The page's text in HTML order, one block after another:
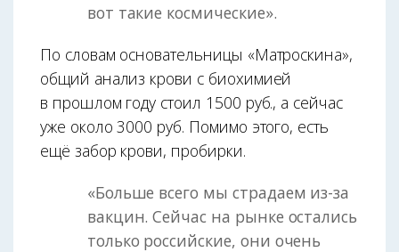
вот такие космические».
По словам основательницы «Матроскина»,
общий анализ крови с биохимией
в прошлом году стоил 1500 руб., а сейчас
уже около 3000 руб. Помимо этого, есть
ещё забор крови, пробирки.
«Больше всего мы страдаем из-за
вакцин. Сейчас на рынке остались
только российские, они очень